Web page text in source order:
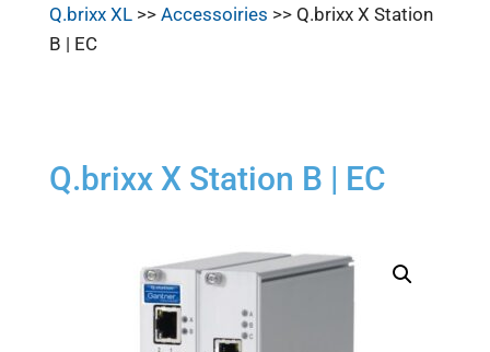
Q.brixx XL>> Accessoiries >> Q.brixx X Station
B | EC
Q.brixx X Station B | EC